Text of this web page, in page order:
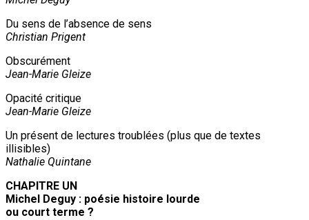
Du sens de l’absence de sens
Christian Prigent
Obscurément
Jean-Marie Gleize
Opacité critique
Jean-Marie Gleize
Un présent de lectures troublées (plus que de textes
illisibles)
Nathalie Quintane
CHAPITRE UN
Michel Deguy : poésie histoire lourde
ou court terme ?